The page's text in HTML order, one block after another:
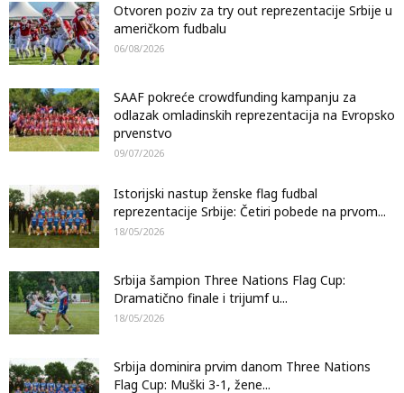
Otvoren poziv za try out reprezentacije Srbije u
američkom fudbalu
06/08/2026
SAAF pokreće crowdfunding kampanju za
odlazak omladinskih reprezentacija na Evropsko
prvenstvo
09/07/2026
Istorijski nastup ženske flag fudbal
reprezentacije Srbije: Četiri pobede na prvom...
18/05/2026
Srbija šampion Three Nations Flag Cup:
Dramatično finale i trijumf u...
18/05/2026
Srbija dominira prvim danom Three Nations
Flag Cup: Muški 3-1, žene...